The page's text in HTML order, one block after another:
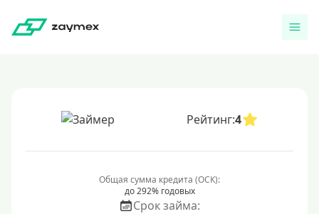
Рейтинг:4
Общая сумма кредита (ОСК):
до 292% годовых
Срок займа: